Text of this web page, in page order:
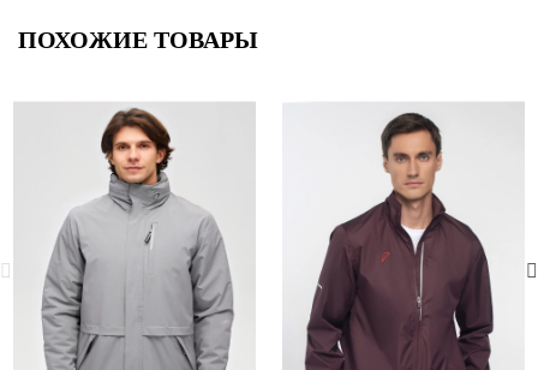
ПОХОЖИЕ ТОВАРЫ